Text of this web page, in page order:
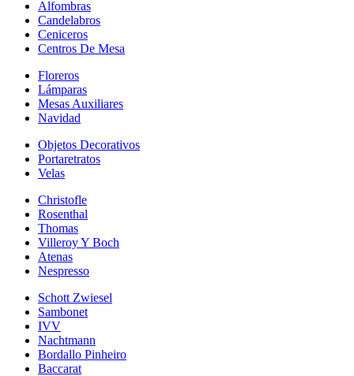
Alfombras
Candelabros
Ceniceros
Centros De Mesa
Floreros
Lámparas
Mesas Auxiliares
Navidad
Objetos Decorativos
Portaretratos
Velas
Christofle
Rosenthal
Thomas
Villeroy Y Boch
Atenas
Nespresso
Schott Zwiesel
Sambonet
IVV
Nachtmann
Bordallo Pinheiro
Baccarat